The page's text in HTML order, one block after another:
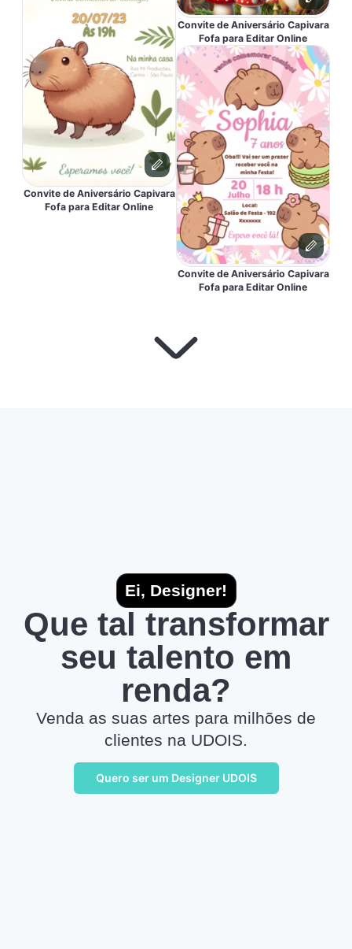
Convite de Aniversário Capivara
Fofa para Editar Online
Convite de Aniversário Capivara
Fofa para Editar Online
Convite de Aniversário Capivara
Fofa para Editar Online
Ei, Designer!
Que tal transformar
seu talento em
renda?
Venda as suas artes para milhões de
clientes na UDOIS.
Quero ser um Designer UDOIS